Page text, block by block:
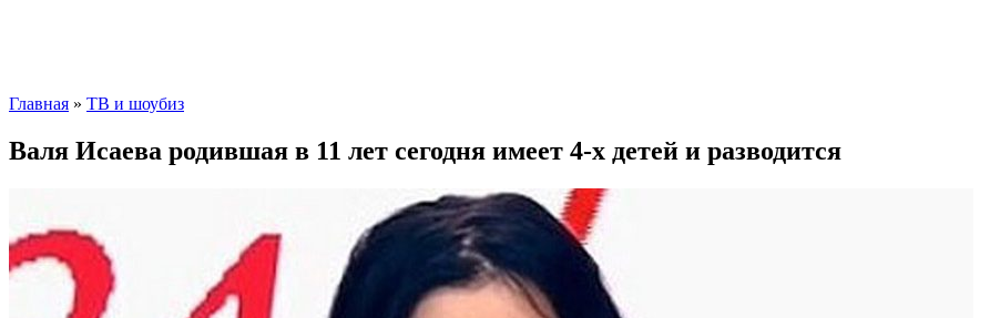
Главная » ТВ и шоубиз
Валя Исаева родившая в 11 лет сегодня имеет 4-х детей и разводится